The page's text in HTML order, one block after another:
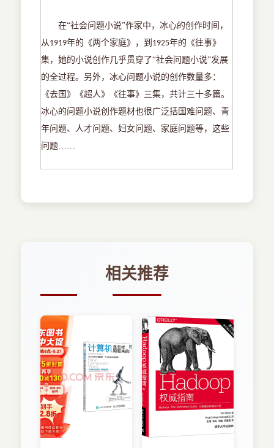
在“社会问题小说”作家中，冰心的创作时间，
从1919年的《两个家庭》，到 1925年的《往事》
集，她的小说创作几乎贯穿了“社会问题小说”发展
的全过程。另外，冰心问题小说的创作数量多：
《去国》《超人》《往事》三集，共计三十多篇。
冰心的问题小说创作题材也很广泛括国难问题、青
年问题、人才问题、妇女问题、家庭问题等，这些
问题……
相关推荐